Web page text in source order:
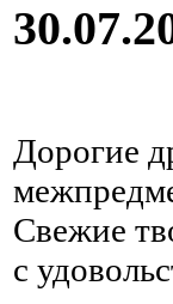
Дорогие
Свежие
с